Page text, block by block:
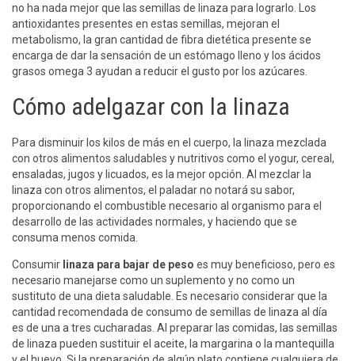
no ha nada mejor que las semillas de linaza para lograrlo. Los
antioxidantes presentes en estas semillas, mejoran el
metabolismo, la gran cantidad de fibra dietética presente se
encarga de dar la sensación de un estómago lleno y los ácidos
grasos omega 3 ayudan a reducir el gusto por los azúcares.
Cómo adelgazar con la linaza
Para disminuir los kilos de más en el cuerpo, la linaza mezclada
con otros alimentos saludables y nutritivos como el yogur, cereal,
ensaladas, jugos y licuados, es la mejor opción. Al mezclar la
linaza con otros alimentos, el paladar no notará su sabor,
proporcionando el combustible necesario al organismo para el
desarrollo de las actividades normales, y haciendo que se
consuma menos comida.
Consumir linaza para bajar de peso es muy beneficioso, pero es
necesario manejarse como un suplemento y no como un
sustituto de una dieta saludable. Es necesario considerar que la
cantidad recomendada de consumo de semillas de linaza al día
es de una a tres cucharadas. Al preparar las comidas, las semillas
de linaza pueden sustituir el aceite, la margarina o la mantequilla